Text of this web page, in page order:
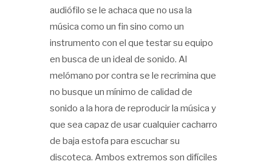
audiófilo se le achaca que no usa la
música como un fin sino como un
instrumento con el que testar su equipo
en busca de un ideal de sonido. Al
melómano por contra se le recrimina que
no busque un mínimo de calidad de
sonido a la hora de reproducir la música y
que sea capaz de usar cualquier cacharro
de baja estofa para escuchar su
discoteca. Ambos extremos son difíciles